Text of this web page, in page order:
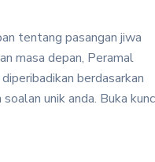
tentang pasangan jiwa
masa depan, Peramal
berdasarkan
unik anda. Buka